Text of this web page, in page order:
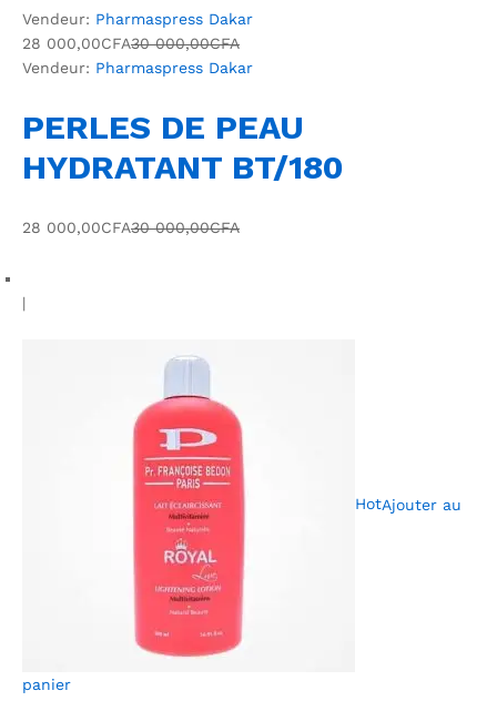
Vendeur: Pharmaspress Dakar
28 000,00CFA30 000,00CFA
Vendeur: Pharmaspress Dakar
PERLES DE PEAU
HYDRATANT BT/180
28 000,00CFA30 000,00CFA
|
HotAjouter au
panier